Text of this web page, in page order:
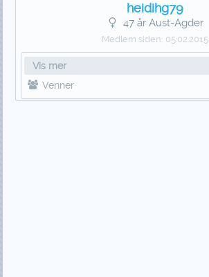
heidihg79
47 år Aust-Agder
Medlem siden: 05.02.2015
Vis mer
Venner